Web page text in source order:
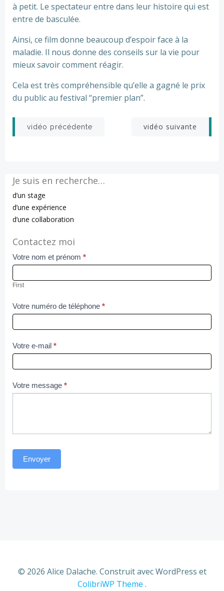
à petit. Le spectateur entre dans leur histoire qui est
entre de basculée.
Ainsi, ce film donne beaucoup d’espoir face à la
maladie. Il nous donne des conseils sur la vie pour
mieux savoir comment réagir.
Cela est très compréhensible qu’elle a gagné le prix
du public au festival “premier plan”.
Navigation
l’article
vidéo précédente
Navigation
vidéo suivante
Je suis en recherche…
d’un stage
d’une expérience
d’une collaboration
Contactez moi
Contact
Votre nom et prénom *
First
Votre numéro de téléphone *
Votre e-mail *
Votre message *
Envoyer
© 2026 Alice Dalache. Construit avec WordPress et
ColibriWP Theme .